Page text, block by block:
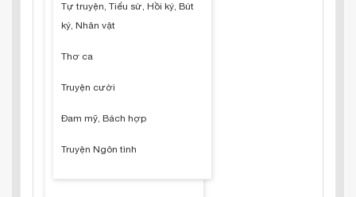
Tự truyện, Tiểu sử, Hồi ký, Bút
ký, Nhân vật
Thơ ca
Truyện cười
Đam mỹ, Bách hợp
Truyện Ngôn tình